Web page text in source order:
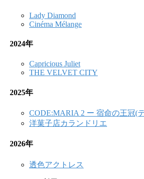
Lady Diamond
Cinéma Mélange
2024年
Capricious Juliet
THE VELVET CITY
2025年
CODE:MARIA 2 ー 宿命の王冠(
洋菓子店カランドリエ
2026年
透色アクトレス